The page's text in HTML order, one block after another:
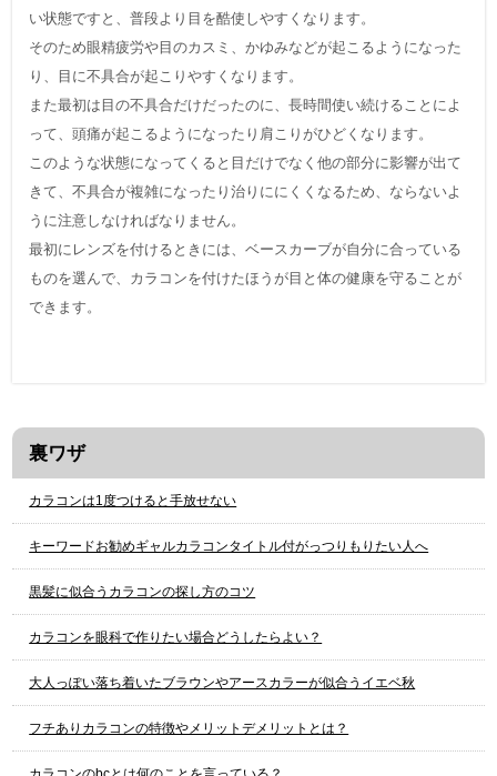
い状態ですと、普段より目を酷使しやすくなります。
そのため眼精疲労や目のカスミ、かゆみなどが起こるようになった
り、目に不具合が起こりやすくなります。
また最初は目の不具合だけだったのに、長時間使い続けることによ
って、頭痛が起こるようになったり肩こりがひどくなります。
このような状態になってくると目だけでなく他の部分に影響が出て
きて、不具合が複雑になったり治りににくくなるため、ならないよ
うに注意しなければなりません。
最初にレンズを付けるときには、ベースカーブが自分に合っている
ものを選んで、カラコンを付けたほうが目と体の健康を守ることが
できます。
裏ワザ
カラコンは1度つけると手放せない
キーワードお勧めギャルカラコンタイトル付がっつりもりたい人へ
黒髪に似合うカラコンの探し方のコツ
カラコンを眼科で作りたい場合どうしたらよい？
大人っぽい落ち着いたブラウンやアースカラーが似合うイエベ秋
フチありカラコンの特徴やメリットデメリットとは？